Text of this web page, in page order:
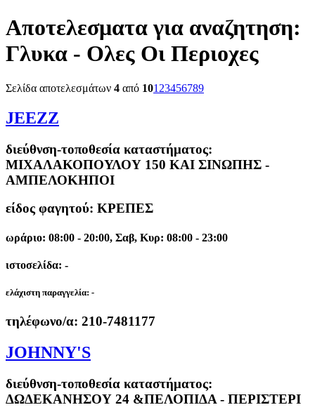
Αποτελεσματα για αναζητηση:
Γλυκα - Ολες Οι Περιοχες
Σελίδα αποτελεσμάτων 4 από 101 23456789
JEEZZ
διεύθνση-τοποθεσία καταστήματος:
ΜΙΧΑΛΑΚΟΠΟΥΛΟΥ 150 ΚΑΙ ΣΙΝΩΠΗΣ -
ΑΜΠΕΛΟΚΗΠΟΙ
είδος φαγητού: ΚΡΕΠΕΣ
ωράριο: 08:00 - 20:00, Σαβ, Κυρ: 08:00 - 23:00
ιστοσελίδα: -
ελάχιστη παραγγελία: -
τηλέφωνο/α: 210-7481177
JOHNNY'S
διεύθνση-τοποθεσία καταστήματος:
ΔΩΔΕΚΑΝΗΣΟΥ 24 &ΠΕΛΟΠΙΔΑ - ΠΕΡΙΣΤΕΡΙ